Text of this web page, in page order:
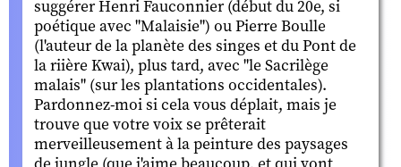
suggérer Henri Fauconnier (début du 20e, si
poétique avec "Malaisie") ou Pierre Boulle
(l'auteur de la planète des singes et du Pont de
la riière Kwai), plus tard, avec "le Sacrilège
malais" (sur les plantations occidentales).
Pardonnez-moi si cela vous déplait, mais je
trouve que votre voix se prêterait
merveilleusement à la peinture des paysages